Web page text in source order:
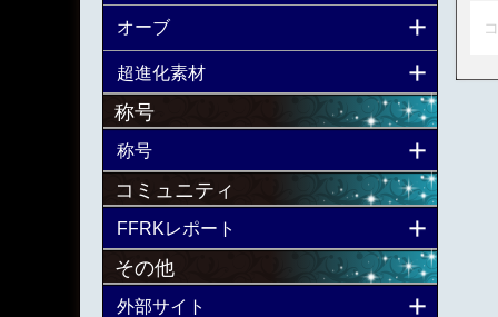
オーブ
超進化素材
称号
称号
コミュニティ
FFRKレポート
その他
外部サイト